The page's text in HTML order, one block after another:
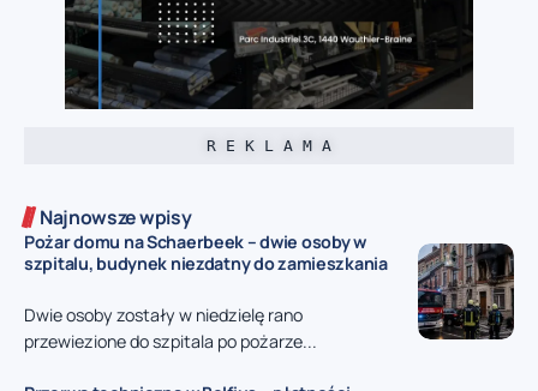
R E K L A M A
Najnowsze wpisy
Pożar domu na Schaerbeek – dwie osoby w
szpitalu, budynek niezdatny do zamieszkania
Dwie osoby zostały w niedzielę rano
przewiezione do szpitala po pożarze...